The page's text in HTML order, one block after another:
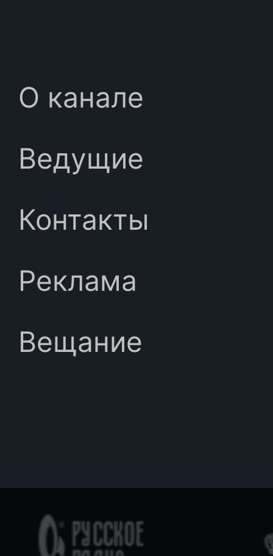
О канале
Ведущие
Контакты
Реклама
Вещание